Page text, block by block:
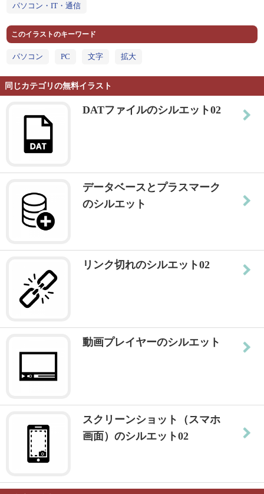
パソコン・IT・通信
このイラストのキーワード
パソコン PC 文字 拡大
同じカテゴリの無料イラスト
DATファイルのシルエット02
データベースとプラスマーク
のシルエット
リンク切れのシルエット02
動画プレイヤーのシルエット
スクリーンショット（スマホ
画面）のシルエット02